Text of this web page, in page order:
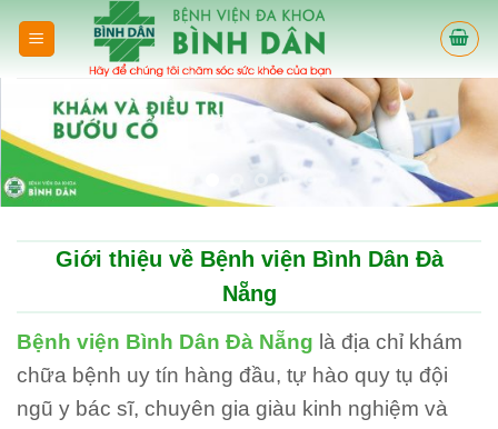
Giới thiệu về Bệnh viện Bình Dân Đà
Nẵng
Bệnh viện Bình Dân Đà Nẵng là địa chỉ khám
chữa bệnh uy tín hàng đầu, tự hào quy tụ đội
ngũ y bác sĩ, chuyên gia giàu kinh nghiệm và